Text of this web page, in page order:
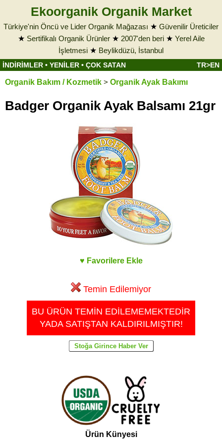
Ekoorganik Organik Market
Türkiye'nin Öncü ve Lider Organik Mağazası ★ Güvenilir Üreticiler
★ Sertifikalı Organik Ürünler★ 2007'den beri★ Yerel Aile
İşletmesi ★ Beylikdüzü, İstanbul
İNDİRİMLER • YENİLER • ÇOK SATAN TR>EN
Organik Bakım / Kozmetik > Organik Ayak Bakımı
Badger Organik Ayak Balsamı 21gr
♥ Favorilere Ekle
Temin Edilemiyor
BU ÜRÜN TEMİN EDİLEMEMEKTEDİR
YADA SATIŞTAN KALDIRILMIŞTIR!
Ürün Künyesi